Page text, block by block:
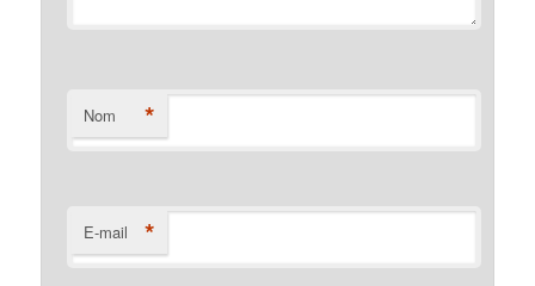
Nom *
E-mail *